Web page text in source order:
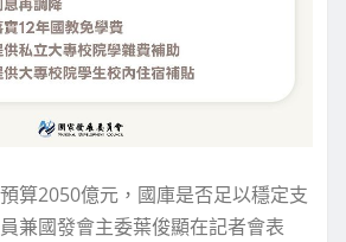
算2050億元，國庫是否足以穩定支
兼國發會主委葉俊顯在記者會表